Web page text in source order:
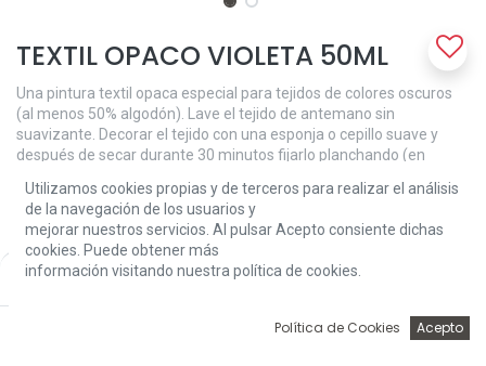
Price:
Add to Cart
TEXTIL OPACO VIOLETA 50ML
Una pintura textil opaca especial para tejidos de colores oscuros
(al menos 50% algodón). Lave el tejido de antemano sin
suavizante. Decorar el tejido con una esponja o cepillo suave y
después de secar durante 30 minutos fijarlo planchando (en
de trabajo y la tabla de planchar. Lavable a 40 ° C y apta para
secadora después de la fijación.
3,81€
Utilizamos cookies propias y de terceros para realizar el análisis
de la navegación de los usuarios y
mejorar nuestros servicios. Al pulsar Acepto consiente dichas
cookies. Puede obtener más
información visitando nuestra política de cookies.
Política de Cookies Acepto